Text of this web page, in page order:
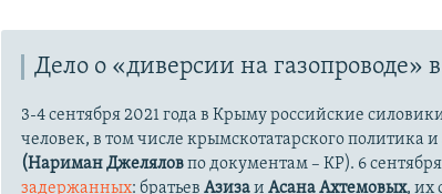
Дело о «диверсии на газопроводе»
3-4 сентября 2021 года в Крыму российские
человек, в том числе крымскотатарского политика
(Нариман Джеляловпо документам – КР). 6
задержанных: братьевАзизаиАсанаАхтемовых, их